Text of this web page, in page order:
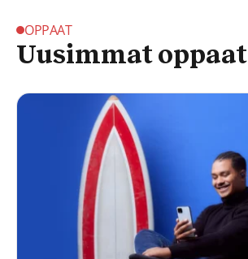
OPPAAT
Uusimmat oppaat